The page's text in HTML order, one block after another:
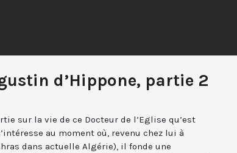
d’Hippone, partie 2
sur la vie de ce Docteur de l’Eglise qu’est
au moment où, revenu chez lui à
dans actuelle Algérie), il fonde une